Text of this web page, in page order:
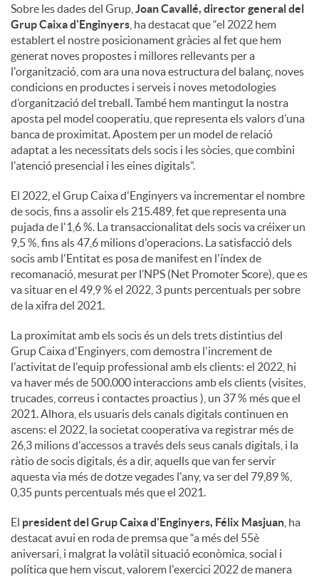
Sobre les dades del Grup, Joan Cavallé, director general del
Grup Caixa d'Enginyers , ha destacat que “el 2022 hem
establert el nostre posicionament gràcies al fet que hem
generat noves propostes i millores rellevants per a
l'organització, com ara una nova estructura del balanç, noves
condicions en productes i serveis i noves metodologies
d’organització del treball. També hem mantingut la nostra
aposta pel model cooperatiu, que representa els valors d’una
banca de proximitat. Apostem per un model de relació
adaptat a les necessitats dels socis i les sòcies, que combini
l'atenció presencial i les eines digitals”.
El 2022, el Grup Caixa d'Enginyers va incrementar el nombre
de socis, fins a assolir els 215.489, fet que representa una
pujada de l'1,6 %. La transaccionalitat dels socis va créixer un
9,5 %, fins als 47,6 milions d'operacions. La satisfacció dels
socis amb l'Entitat es posa de manifest en l'índex de
recomanació, mesurat per l’NPS (Net Promoter Score), que es
va situar en el 49,9 % el 2022, 3 punts percentuals per sobre
de la xifra del 2021.
La proximitat amb els socis és un dels trets distintius del
Grup Caixa d'Enginyers, com demostra l'increment de
l'activitat de l'equip professional amb els clients: el 2022, hi
va haver més de 500.000 interaccions amb els clients (visites,
trucades, correus i contactes proactius ), un 37 % més que el
2021. Alhora, els usuaris dels canals digitals continuen en
ascens: el 2022, la societat cooperativa va registrar més de
26,3 milions d'accessos a través dels seus canals digitals, i la
ràtio de socis digitals, és a dir, aquells que van fer servir
aquesta via més de dotze vegades l'any, va ser del 79,89 %,
0,35 punts percentuals més que el 2021.
El president del Grup Caixa d'Enginyers, Félix Masjuan , ha
destacat avui en roda de premsa que “a més del 55è
aniversari, i malgrat la volàtil situació econòmica, social i
política que hem viscut, valorem l'exercici 2022 de manera